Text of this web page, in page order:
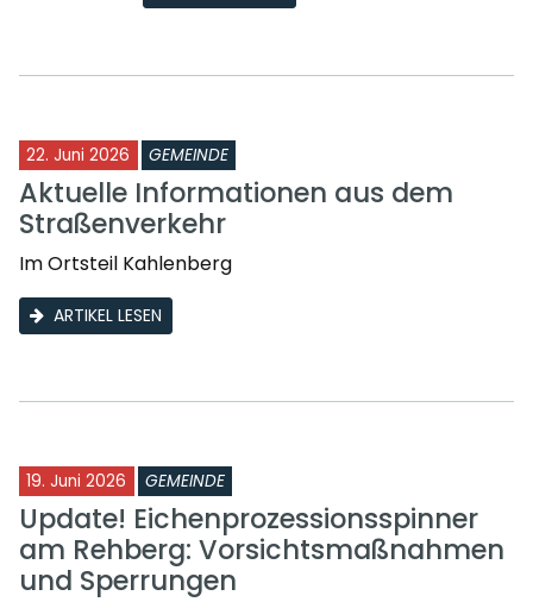
22. Juni 2026 GEMEINDE
Aktuelle Informationen aus dem
Straßenverkehr
Im Ortsteil Kahlenberg
ARTIKEL LESEN
19. Juni 2026 GEMEINDE
Update! Eichenprozessionsspinner
am Rehberg: Vorsichtsmaßnahmen
und Sperrungen